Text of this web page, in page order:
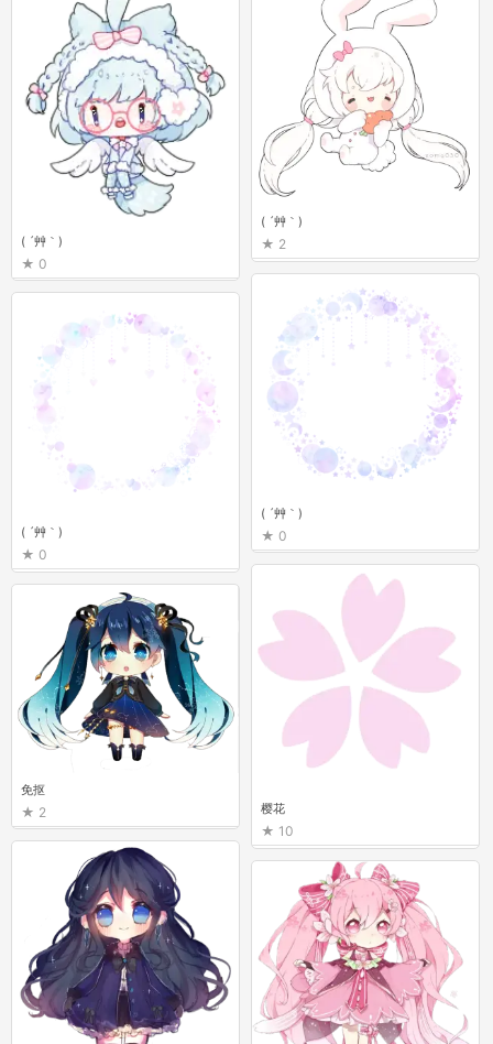
( ´艸｀)
2
( ´艸｀)
0
免抠
2 樱花
10
( ´艸｀)
0
( ´艸｀)
0